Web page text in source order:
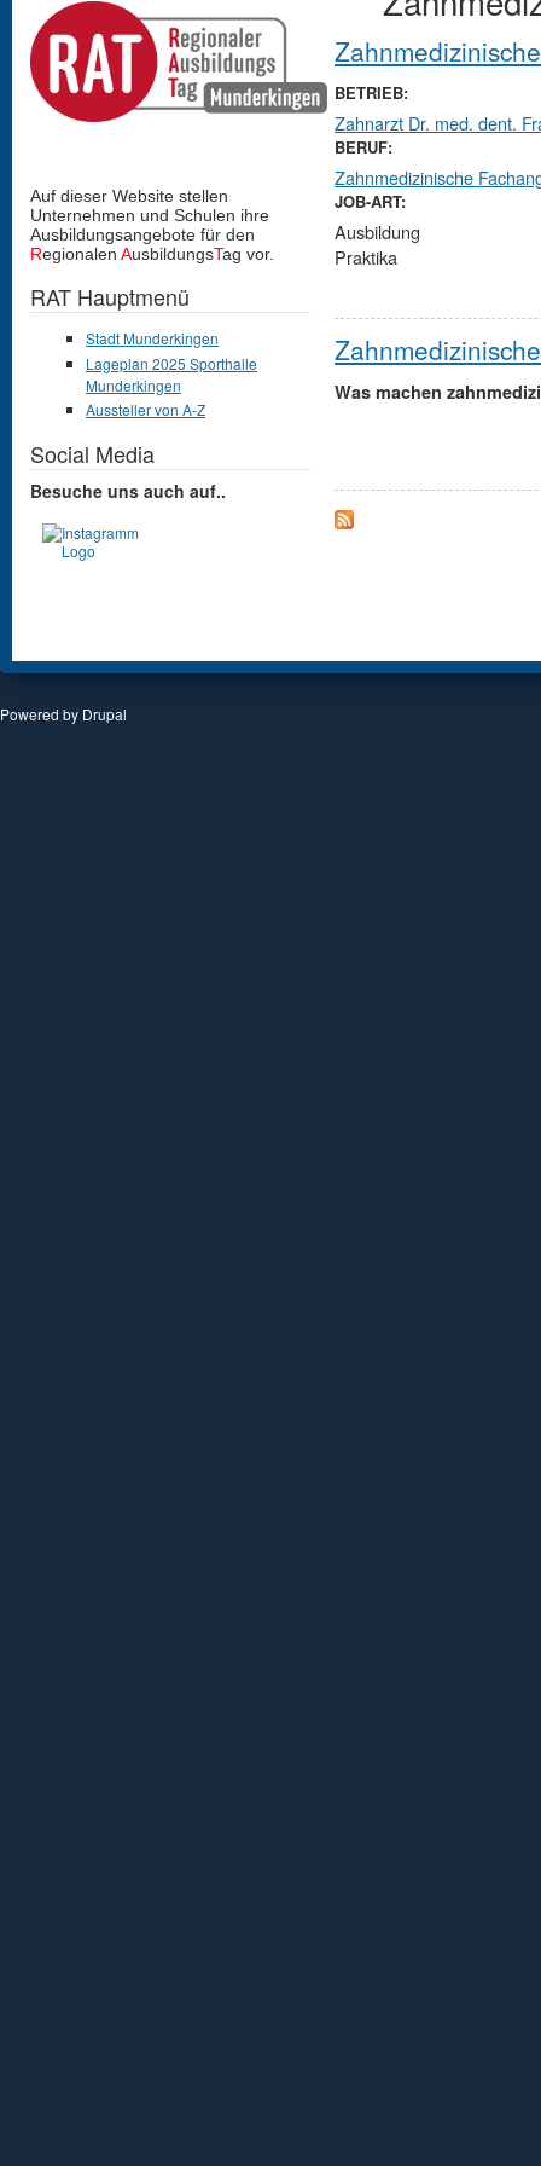
BETRIEB:
Zahnarzt Dr. med. dent.
BERUF:
Zahnmedizinische
JOB-ART:
Ausbildung
Praktika
Was machen
Auf dieser Website stellen
Unternehmen und Schulen ihre
Ausbildungsangebote für den
Regionalen AusbildungsTag vor.
RAT Hauptmenü
Stadt Munderkingen
Lageplan 2025 Sporthalle
Munderkingen
Aussteller von A-Z
Social Media
Besuche uns auch auf..
Powered by Drupal